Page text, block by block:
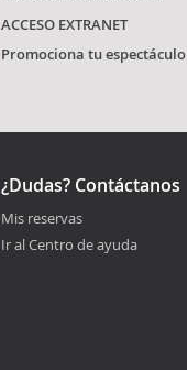
ACCESO EXTRANET
Promociona tu espectáculo
¿Dudas? Contáctanos
Mis reservas
Ir al Centro de ayuda